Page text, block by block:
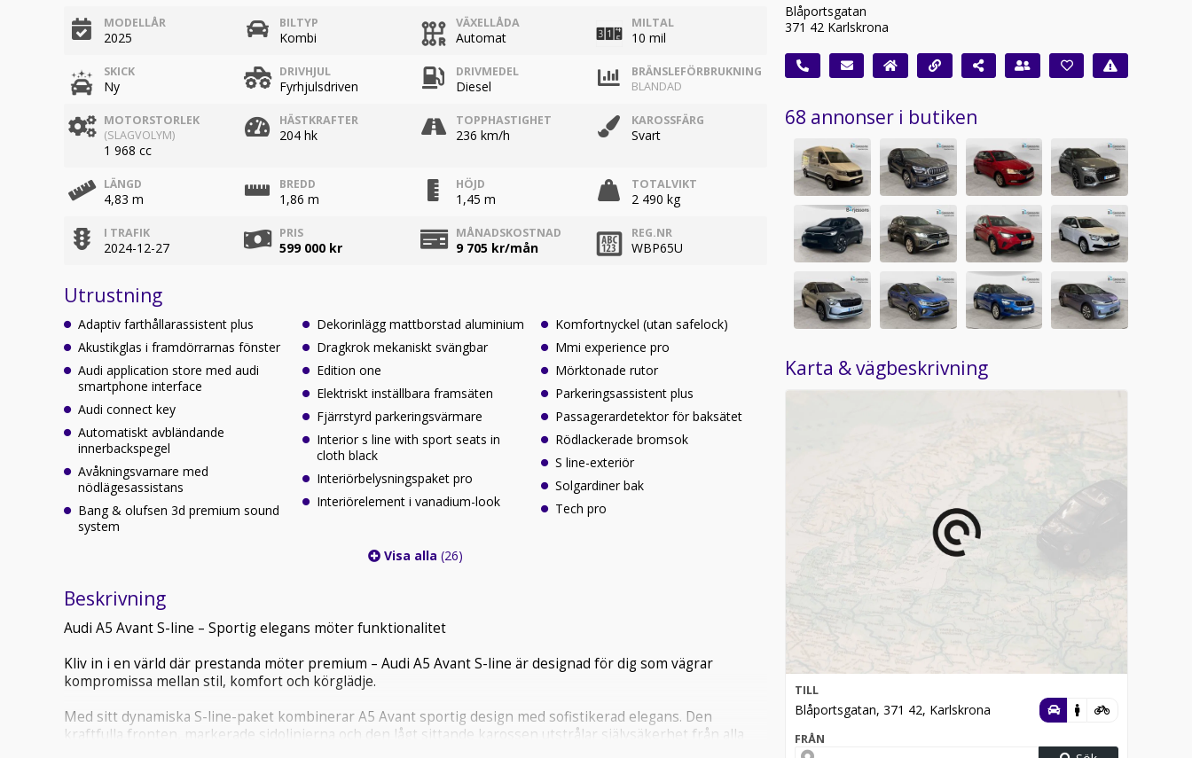
MODELLÅR
2025
BILTYP
Kombi
VÄXELLÅDA
Automat
MILTAL
10 mil
SKICK
Ny
DRIVHJUL
Fyrhjulsdriven
DRIVMEDEL
Diesel
BRÄNSLEFÖRBRUKNING
BLANDAD
MOTORSTORLEK
(SLAGVOLYM)
1 968 cc
HÄSTKRAFTER
204 hk
TOPPHASTIGHET
236 km/h
KAROSSFÄRG
Svart
LÄNGD
4,83 m
BREDD
1,86 m
HÖJD
1,45 m
TOTALVIKT
2 490 kg
I TRAFIK
2024-12-27
PRIS
599 000 kr
MÅNADSKOSTNAD
9 705 kr/mån
REG.NR
WBP65U
Utrustning
Adaptiv farthållarassistent plus
Akustikglas i framdörrarnas fönster
Audi application store med audi
smartphone interface
Audi connect key
Automatiskt avbländande
innerbackspegel
Avåkningsvarnare med
nödlägesassistans
Bang & olufsen 3d premium sound
system
Dekorinlägg mattborstad aluminium
Dragkrok mekaniskt svängbar
Edition one
Elektriskt inställbara framsäten
Fjärrstyrd parkeringsvärmare
Interior s line with sport seats in
cloth black
Interiörbelysningspaket pro
Interiörelement i vanadium-look
Komfortnyckel (utan safelock)
Mmi experience pro
Mörktonade rutor
Parkeringsassistent plus
Passagerardetektor för baksätet
Rödlackerade bromsok
S line-exteriör
Solgardiner bak
Tech pro
Visa alla(26)
Beskrivning
Audi A5 Avant S-line – Sportig elegans möter funktionalitet
Kliv in i en värld där prestanda möter premium – Audi A5 Avant S-line är designad för dig som vägrar
kompromissa mellan stil, komfort och körglädje.
Med sitt dynamiska S-line-paket kombinerar A5 Avant sportig design med sofistikerad elegans. Den
kraftfulla fronten, markerade sidolinjerna och den lågt sittande karossen utstrålar självsäkerhet från alla
Blåportsgatan
371 42 Karlskrona
68 annonser i butiken
Karta & vägbeskrivning
TILL
Blåportsgatan, 371 42, Karlskrona
FRÅN